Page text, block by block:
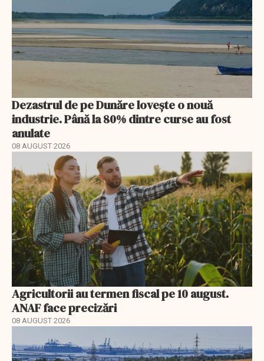
Dezastrul de pe Dunăre lovește o nouă
industrie. Până la 80% dintre curse au fost
anulate
08 AUGUST 2026
Agricultorii au termen fiscal pe 10 august.
ANAF face precizări
08 AUGUST 2026